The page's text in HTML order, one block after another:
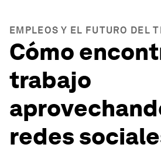
EMPLEOS Y EL FUTURO DEL
Cómo
trabajo
redes